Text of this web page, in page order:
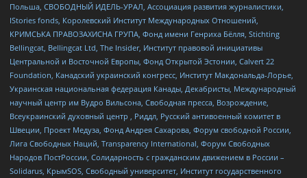
Польша, СВОБОДНЫЙ ИДЕЛЬ-УРАЛ, Ассоциация развития журналистики,
IStories fonds, Королевский Институт Международных Отношений,
КРИМСЬКА ПРАВОЗАХИСНА ГРУПА, Фонд имени Генриха Бёлля, Stichting
Bellingcat, Bellingcat Ltd, The Insider, Институт правовой инициативы
Центральной и Восточной Европы, Фонд Открытой Эстонии, Calvert 22
Foundation, Канадский украинский конгресс, Институт Макдональда-Лорье,
Украинская национальная федерация Канады, Декабристы, Международный
научный центр им Вудро Вильсона, Свободная пресса, Возрождение,
Всеукраинский духовный центр , Риддл, Русский антивоенный комитет в
Швеции, Проект Медуза, Фонд Андрея Сахарова, Форум свободной России,
Лига Свободных Наций, Transparеncy International, Форум Свободных
Народов ПостРоссии, Солидарность с гражданским движением в России –
Solidarus, КрымSOS, Свободный университет, Институт государственного